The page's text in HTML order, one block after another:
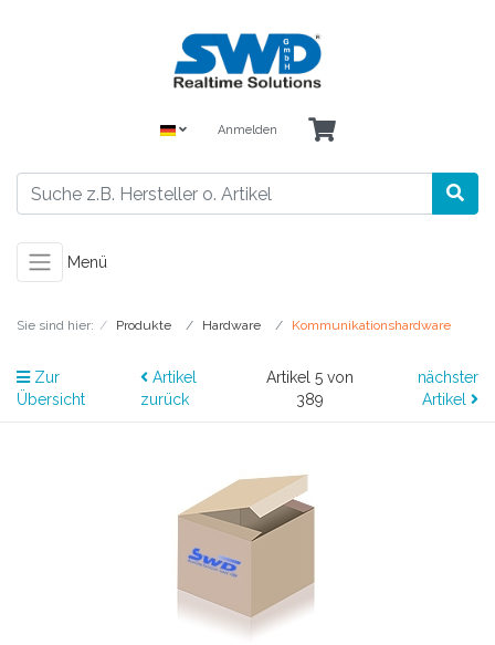
Anmelden
Menü
Sie sind hier: Produkte Hardware Kommunikationshardware
Zur
Übersicht
Artikel
zurück
Artikel 5 von
389
nächster
Artikel